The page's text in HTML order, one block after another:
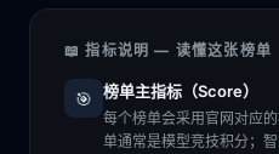
📖 指标说明 — 读懂这张榜单
🎯 榜单主指标（Score）
每个榜单会采用官网对应
单通常是模型竞技积分；